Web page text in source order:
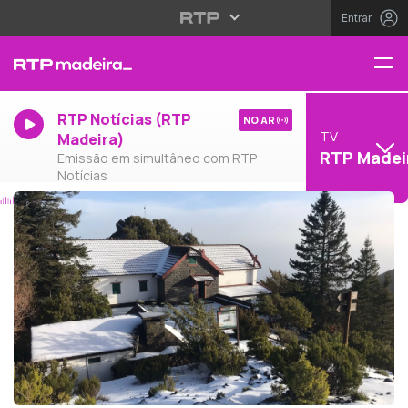
Entrar
RTP Notícias (RTP
Madeira)
Emissão em simultâneo com RTP
Notícias
NO AR
TV
RTP